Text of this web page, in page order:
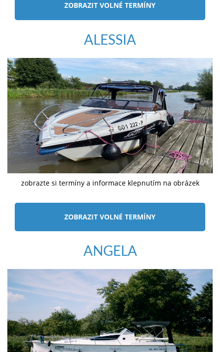
ZOBRAZIT VOLNÉ TERMÍNY
ALESSIA
zobrazte si termíny a informace klepnutím na obrázek
ZOBRAZIT VOLNÉ TERMÍNY
ANGELA